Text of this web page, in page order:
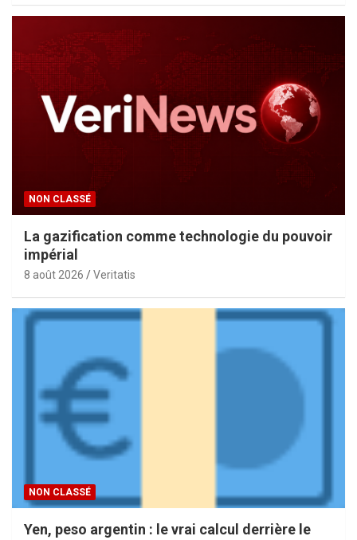
NON CLASSÉ
La gazification comme technologie du pouvoir
impérial
8 août 2026 Veritatis
NON CLASSÉ
Yen, peso argentin : le vrai calcul derrière le